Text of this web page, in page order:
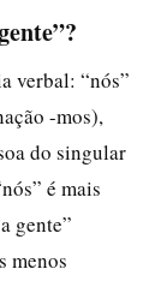
verbal: “nós”
-mos),
do singular
é mais
gente”
menos